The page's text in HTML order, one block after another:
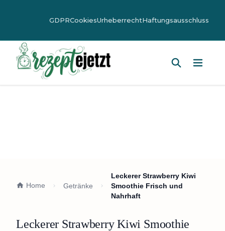
GDPRCookiesUrheberrechtHaftungsausschluss
Home Getränke
Leckerer Strawberry Kiwi
Smoothie Frisch und
Nahrhaft
Leckerer Strawberry Kiwi Smoothie